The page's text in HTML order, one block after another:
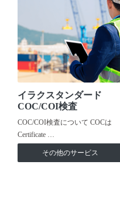
イラクスタンダード
COC/COI検査
COC/COI検査について COCは
Certificate …
その他のサービス